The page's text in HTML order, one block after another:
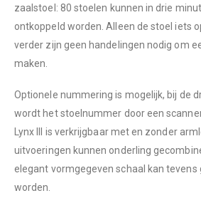
zaalstoel: 80 stoelen kunnen in drie
ontkoppeld worden. Alleen de stoel iets
verder zijn geen handelingen nodig om
maken.
Optionele nummering is mogelijk, bij de
wordt het stoelnummer door een
Lynx III is verkrijgbaar met en zonder
uitvoeringen kunnen onderling
elegant vormgegeven schaal kan
worden.